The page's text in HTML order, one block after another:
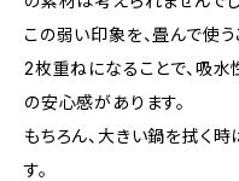
この弱い印象を、畳んで使う
2枚重ねになることで、吸水
の安心感があります。
もちろん、大きい鍋を拭く
す。